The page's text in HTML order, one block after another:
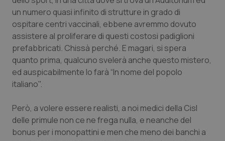
Puglia
Sardegna
Sicilia
Umbria
Malattie rare
Malattia di Crohn & Rettocolite Ulcerosa
Neuroscienze & patologie neurodegenerative
Oftalmologia
un numero quasi infinito di strutture in grado di
ospitare centri vaccinali, ebbene avremmo dovuto
assistere al proliferare di questi costosi padiglioni
prefabbricati. Chissà perché. E magari, si spera
quanto prima, qualcuno svelerà anche questo mistero,
ed auspicabilmente lo farà “In nome del popolo
italiano".
Però, a volere essere realisti, a noi medici della Cisl
delle primule non ce ne frega nulla, e neanche del
bonus per i monopattini e men che meno dei banchi a